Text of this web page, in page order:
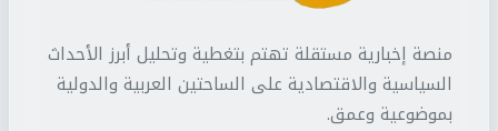
منصة إخبارية مستقلة تهتم بتغطية وتحليل أبرز الأحداث
السياسية والاقتصادية على الساحتين العربية والدولية
بموضوعية وعمق.